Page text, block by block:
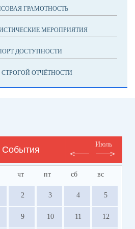
ГРАМОТНОСТЬ
МЕРОПРИЯТИЯ
ДОСТУПНОСТИ
ОТЧЁТНОСТИ
События
Июль
чт пт сб вс
2 3 4 5
9 10 11 12